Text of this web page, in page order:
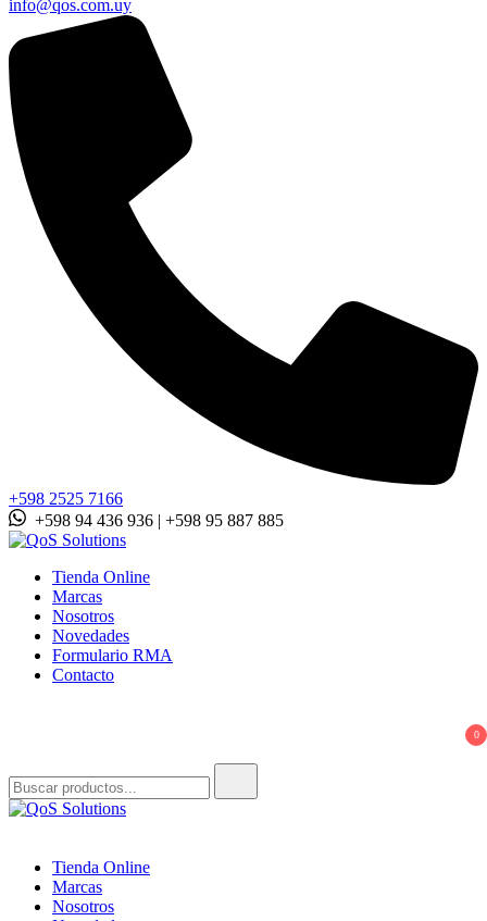
info@qos.com.uy
+598 2525 7166
+598 94 436 936 | +598 95 887 885
QoS Solutions
Tienda Online
Marcas
Nosotros
Novedades
Formulario RMA
Contacto
0
Tienda Online
Marcas
Nosotros